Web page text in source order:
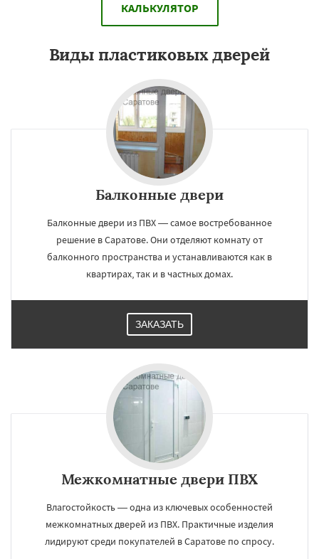
КАЛЬКУЛЯТОР
Виды пластиковых дверей
Балконные двери
Балконные двери из ПВХ — самое востребованное
решение в Саратове. Они отделяют комнату от
балконного пространства и устанавливаются как в
квартирах, так и в частных домах.
ЗАКАЗАТЬ
Межкомнатные двери ПВХ
Влагостойкость — одна из ключевых особенностей
межкомнатных дверей из ПВХ. Практичные изделия
лидируют среди покупателей в Саратове по спросу.